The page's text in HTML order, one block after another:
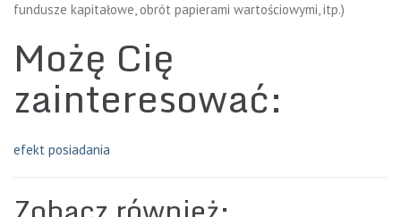
fundusze kapitałowe, obrót papierami wartościowymi, itp.)
Możę Cię
zainteresować:
efekt posiadania